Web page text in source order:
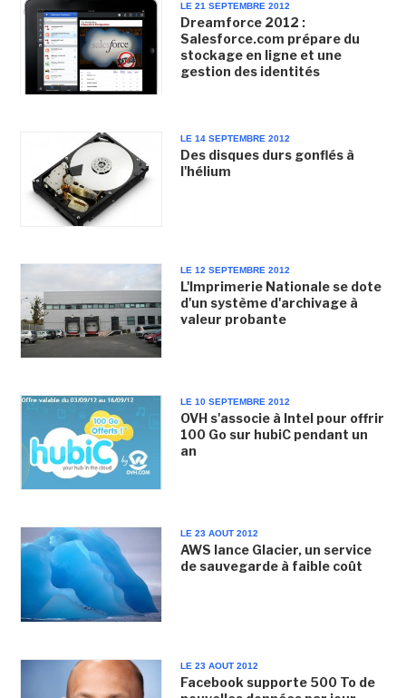
LE 21 SEPTEMBRE 2012
Dreamforce 2012 :
Salesforce.com prépare du
stockage en ligne et une
gestion des identités
LE 14 SEPTEMBRE 2012
Des disques durs gonflés à
l'hélium
LE 12 SEPTEMBRE 2012
L'Imprimerie Nationale se dote
d'un système d'archivage à
valeur probante
LE 10 SEPTEMBRE 2012
OVH s'associe à Intel pour offrir
100 Go sur hubiC pendant un
an
LE 23 AOUT 2012
AWS lance Glacier, un service
de sauvegarde à faible coût
LE 23 AOUT 2012
Facebook supporte 500 To de